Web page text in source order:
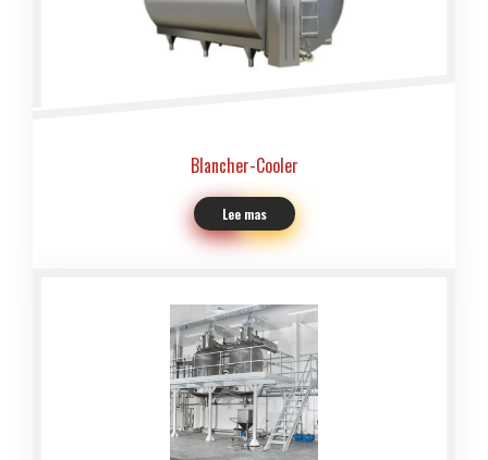
Blancher-Cooler
Lee mas